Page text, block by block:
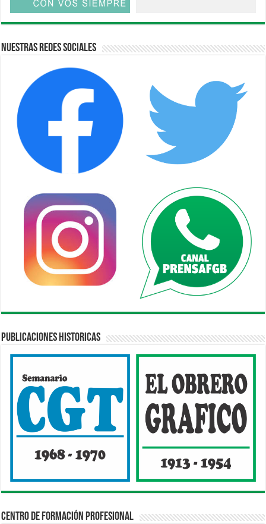
Nuestras Redes Sociales
Publicaciones Historicas
Centro de Formación Profesional